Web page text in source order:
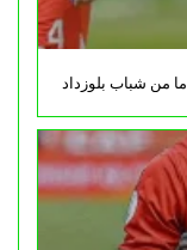
من شباب بلوزداد